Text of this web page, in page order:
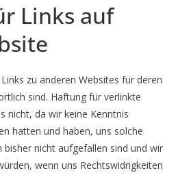
Links auf
zu anderen Websites für deren
sind. Haftung für verlinkte
nicht, da wir keine Kenntnis
hatten und haben, uns solche
bisher nicht aufgefallen sind und wir
wenn uns Rechtswidrigkeiten